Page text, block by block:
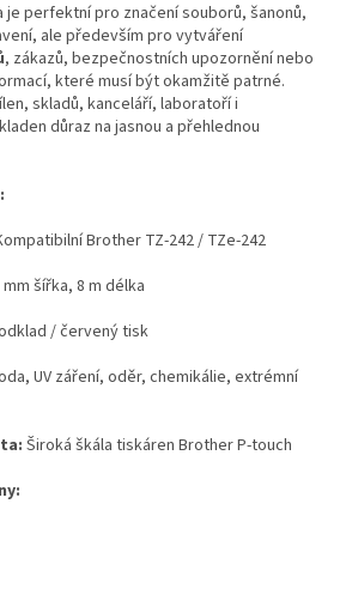
je perfektní pro značení souborů, šanonů,
ale především pro vytváření
, zákazů, bezpečnostních upozornění nebo
které musí být okamžitě patrné.
skladů, kanceláří, laboratoří i
důraz na jasnou a přehlednou
Brother TZ-242 / TZe-242
mm šířka, 8 m délka
/ červený tisk
UV záření, oděr, chemikálie, extrémní
Široká škála tiskáren Brother P-touch